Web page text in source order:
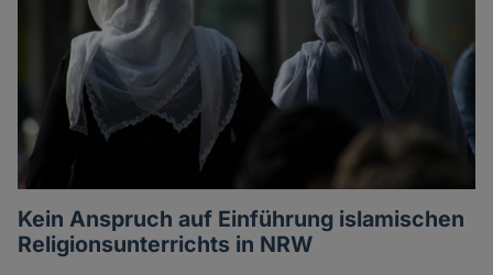
Kein Anspruch auf Einführung islamischen
Religionsunterrichts in NRW